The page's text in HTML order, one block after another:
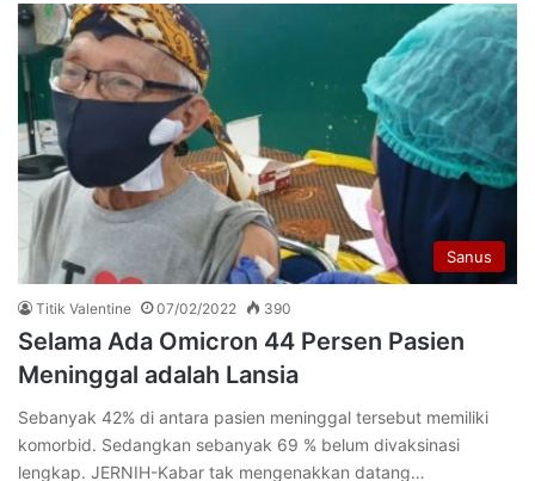
Sanus
Titik Valentine 07/02/2022 390
Selama Ada Omicron 44 Persen Pasien
Meninggal adalah Lansia
Sebanyak 42% di antara pasien meninggal tersebut memiliki
komorbid. Sedangkan sebanyak 69 % belum divaksinasi
lengkap. JERNIH-Kabar tak mengenakkan datang…